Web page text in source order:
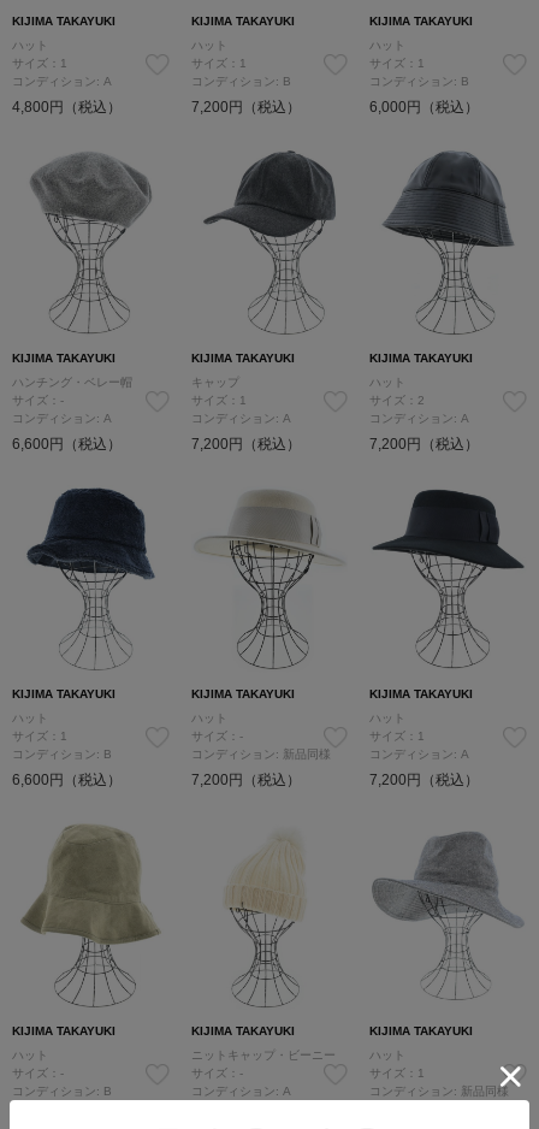
KIJIMA TAKAYUKI
ハット
サイズ：1
コンディション: A
4,800円（税込）
KIJIMA TAKAYUKI
ハット
サイズ：1
コンディション: B
7,200円（税込）
KIJIMA TAKAYUKI
ハット
サイズ：1
コンディション: B
6,000円（税込）
KIJIMA TAKAYUKI
ハンチング・ベレー帽
サイズ：-
コンディション: A
6,600円（税込）
KIJIMA TAKAYUKI
キャップ
サイズ：1
コンディション: A
7,200円（税込）
KIJIMA TAKAYUKI
ハット
サイズ：2
コンディション: A
7,200円（税込）
KIJIMA TAKAYUKI
ハット
サイズ：1
コンディション: B
6,600円（税込）
KIJIMA TAKAYUKI
ハット
サイズ：-
コンディション: 新品同様
7,200円（税込）
KIJIMA TAKAYUKI
ハット
サイズ：1
コンディション: A
7,200円（税込）
KIJIMA TAKAYUKI
ハット
サイズ：-
コンディション: B
KIJIMA TAKAYUKI
ニットキャップ・ビーニー
サイズ：-
コンディション: A
KIJIMA TAKAYUKI
ハット
サイズ：1
コンディション: 新品同様